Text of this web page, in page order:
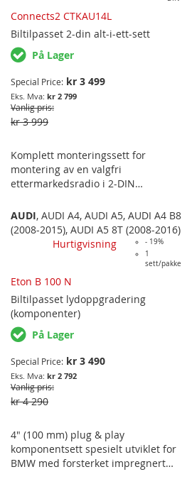
til ettermarkedsradio. Se komplett
liste for oversikt over alle
funksjonene som bevares med
settet. Passer til følgende
bilmodeller: AUDI A4 ('08-'15), A5
('08-'16). PASSER FOR MODELLER
MED CONCERT ELLER…
Connects2 CTKAU14L
Biltilpasset 2-din alt-i-ett-sett
På Lager
Special Price kr 3 499
kr 2 799
Vanlig pris
kr 3 999
Komplett monteringssett for
montering av en valgfri
ettermarkedsradio i 2-DIN
innholder alle festeanordninger,
pynteramme og plug&play-kabler
med elektronikk nødvendig for å
beholde alle de originale
originalmonterte radioen ved bytte
til ettermarkedsradio. Se komplett
liste for oversikt over alle
funksjonene som bevares med
settet. Passer til følgende
bilmodeller: AUDI A4 ('08-'15), A5
('08-'16). PASSER FOR MODELLER
MED CONCERT ELLER…
AUDI, AUDI A4, AUDI A5, AUDI A4 B8
(2008-2015), AUDI A5 8T (2008-2016)
Hurtigvisning
- 19%
1
sett/pakke
Eton B 100 N
Biltilpasset lydoppgradering
(komponenter)
På Lager
Special Price kr 3 490
kr 2 792
Vanlig pris
kr 4 290
4" (100 mm) plug & play
komponentsett spesielt utviklet for
BMW med forsterket impregnert